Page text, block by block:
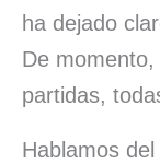
ha dejado
De
partidas,
Hablamos